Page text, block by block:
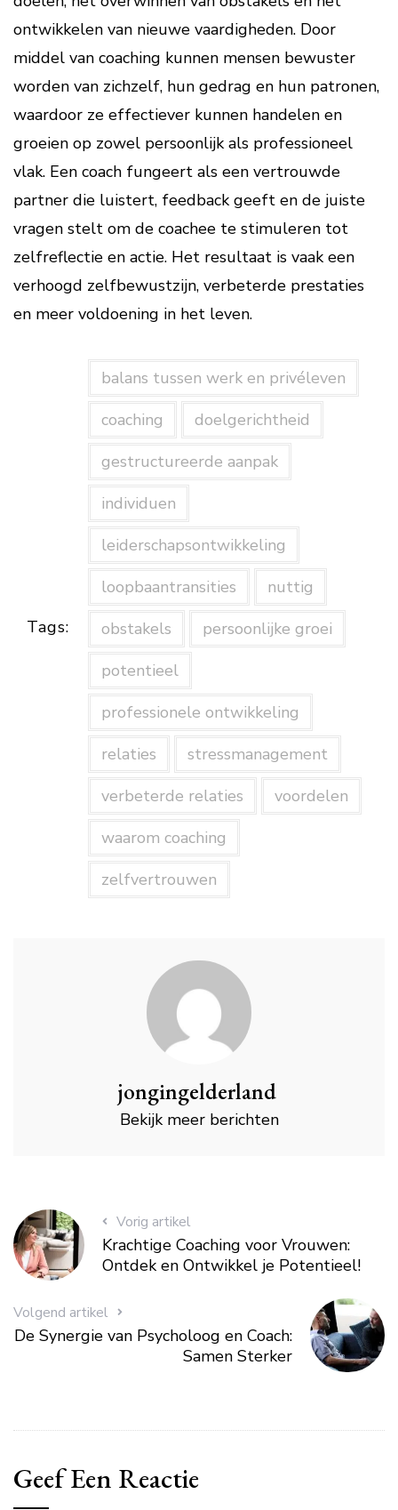
ontwikkelen van nieuwe vaardigheden. Door
middel van coaching kunnen mensen bewuster
worden van zichzelf, hun gedrag en hun patronen,
waardoor ze effectiever kunnen handelen en
groeien op zowel persoonlijk als professioneel
vlak. Een coach fungeert als een vertrouwde
partner die luistert, feedback geeft en de juiste
vragen stelt om de coachee te stimuleren tot
zelfreflectie en actie. Het resultaat is vaak een
verhoogd zelfbewustzijn, verbeterde prestaties
en meer voldoening in het leven.
Tags:
balans tussen werk en privéleven
coaching
doelgerichtheid
gestructureerde aanpak
individuen
leiderschapsontwikkeling
loopbaantransities
nuttig
obstakels
persoonlijke groei
potentieel
professionele ontwikkeling
relaties
stressmanagement
verbeterde relaties
voordelen
waarom coaching
zelfvertrouwen
jongingelderland
Bekijk meer berichten
Vorig artikel
Krachtige Coaching voor Vrouwen:
Ontdek en Ontwikkel je Potentieel!
Volgend artikel
De Synergie van Psycholoog en Coach:
Samen Sterker
Geef Een Reactie